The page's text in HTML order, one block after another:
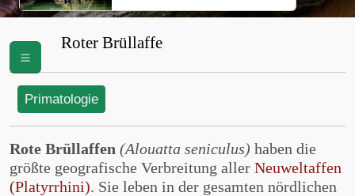
Roter Brüllaffe
Primatologie
Rote Brüllaffen (Alouatta seniculus) haben die
größte geografische Verbreitung aller Neuweltaffen
(Platyrrhini). Sie leben in der gesamten nördlichen